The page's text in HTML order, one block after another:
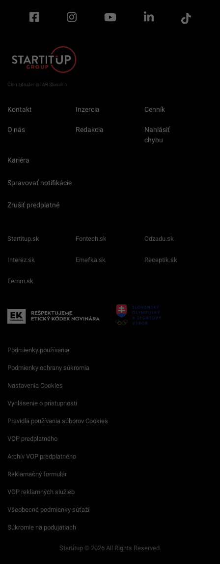
Člen združenia IAB Slovakia
Kontakt Inzercia Cenník
O nás Redakcia
Nahlásiť
chybu
Kariéra
Spravovať notifikácie
Zrušiť predplatné
Startitup.sk Fontech.sk Odzadu.sk
Interez.sk Emefka.sk Receptik.sk
Femm.sk
Podmienky používania
Podmienky ochrany súkromia
Nastavenia Cookies
Vyhlásenie o prístupnosti
Pravidlá používania súborov Cookies
VOP predplatného
Archív VOP predplatného
Reklamačný formulár
VOP reklamných služieb
Všeobecné podmienky súťaží
Súkromie na podujatiach
Startitup © 2026 All Rights Reserved.